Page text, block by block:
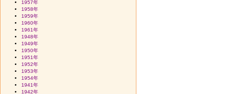
1957年
1958年
1959年
1960年
1961年
1948年
1949年
1950年
1951年
1952年
1953年
1954年
1941年
1942年